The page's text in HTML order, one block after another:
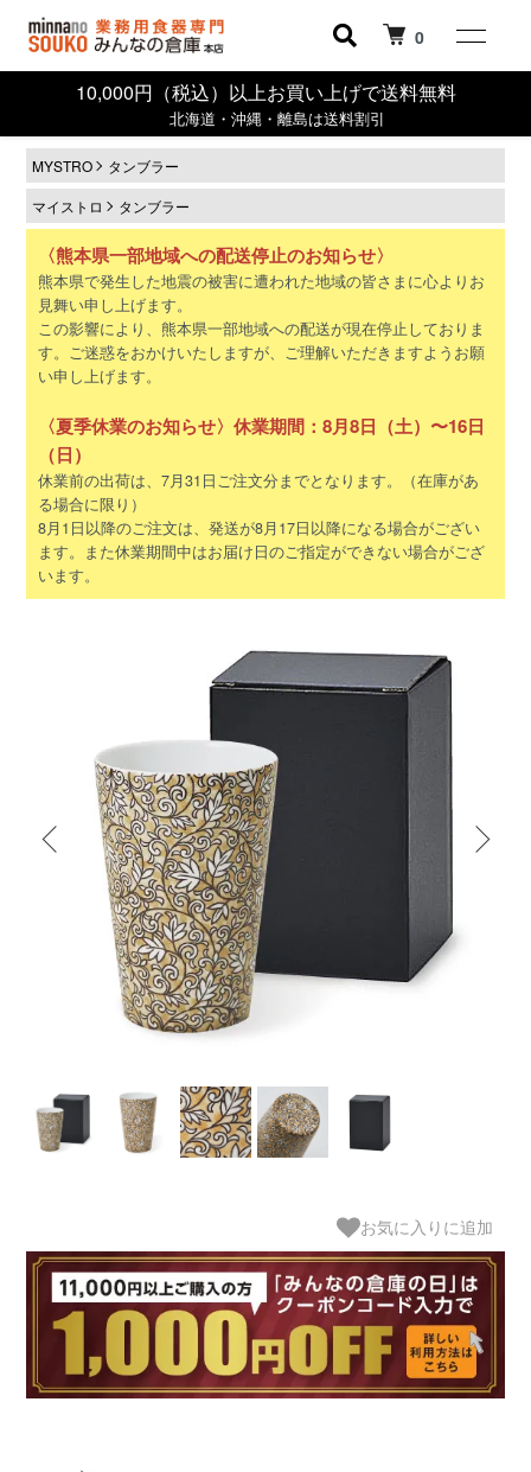
0
10,000円（税込）以上お買い上げで送料無料
北海道・沖縄・離島は送料割引
MYSTRO
タンブラー
マイストロ
タンブラー
〈熊本県一部地域への配送停止のお知らせ〉
熊本県で発生した地震の被害に遭われた地域の皆さまに心よりお
見舞い申し上げます。
この影響により、熊本県一部地域への配送が現在停止しておりま
す。ご迷惑をおかけいたしますが、ご理解いただきますようお願
い申し上げます。
〈夏季休業のお知らせ〉休業期間：8月8日（土）〜16日
（日）
休業前の出荷は、7月31日ご注文分までとなります。（在庫があ
る場合に限り）
8月1日以降のご注文は、発送が8月17日以降になる場合がござい
ます。また休業期間中はお届け日のご指定ができない場合がござ
います。
お気に入りに追加